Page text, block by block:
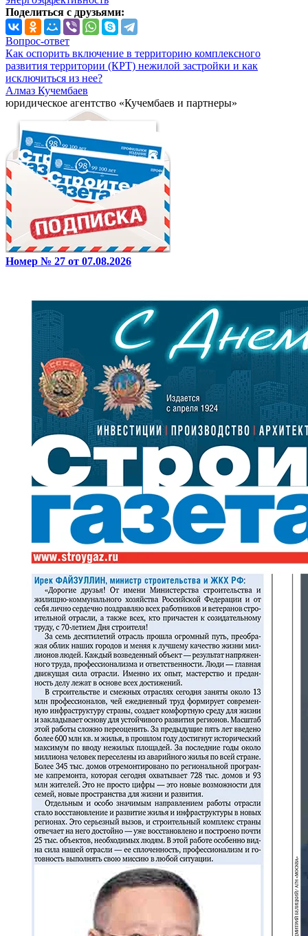
Поделиться с друзьями:
Вопрос-ответ
Как оспорить включение в территорию комплексного
развития территории (КРТ) нежилой застройки и как
исключиться из нее?
Алмаз Кучембаев
юридическое агентство «Кучембаев и партнеры»
Номер № 27 от 07.08.2026